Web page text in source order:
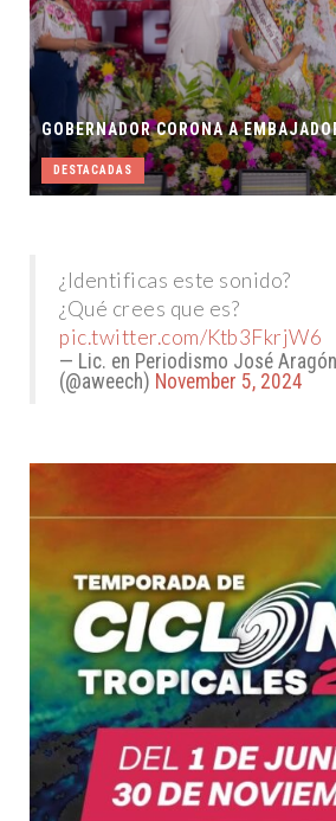
¿Identificas este sonido?
¿Qué crees que es?
pic.twitter.com/Ktb3FkrjW6
— Lic. en Periodismo José Aragón
(@aweech) November 5, 2024